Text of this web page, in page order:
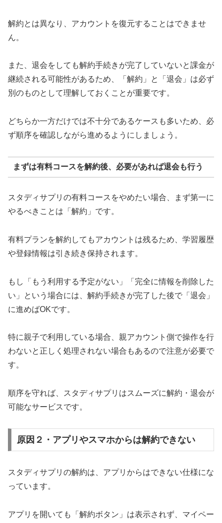
解約とは異なり、アカウントを復元することはできませ
ん。
また、退会をしても解約手続きが完了していないと課金が
継続される可能性があるため、「解約」と「退会」は必ず
別のものとして理解しておくことが重要です。
どちらか一方だけでは不十分であるケースも多いため、必
ず順序を確認しながら進めるようにしましょう。
まずは有料コースを解約後、必要があれば退会も行う
スタディサプリの有料コースをやめたい場合、まず第一に
やるべきことは「解約」です。
有料プランを解約してもアカウントは残るため、学習履歴
や登録情報は引き続き保持されます。
もし「もう利用する予定がない」「完全に情報を削除した
い」という場合には、解約手続きが完了した後で「退会」
に進めばOKです。
特に親子で利用している場合、親アカウント側で操作を行
わないと正しく処理されない場合もあるので注意が必要で
す。
順序を守れば、スタディサプリはスムーズに解約・退会が
可能なサービスです。
原因２・アプリやスマホからは解約できない
スタディサプリの解約は、アプリからはできない仕様にな
っています。
アプリを開いても「解約ボタン」は表示されず、マイペー